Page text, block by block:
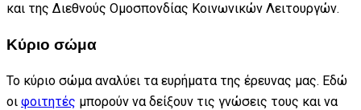
και της Διεθνούς Ομοσπονδίας Κοινωνικών Λειτουργών.
Κύριο σώμα
Το κύριο σώμα αναλύει τα ευρήματα της έρευνας μας. Εδώ
οι φοιτητές μπορούν να δείξουν τις γνώσεις τους και να